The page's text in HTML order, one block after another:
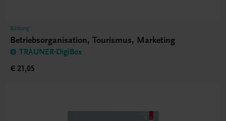
Bildung
Betriebsorganisation, Tourismus, Marketing
TRAUNER-DigiBox
€ 21,05